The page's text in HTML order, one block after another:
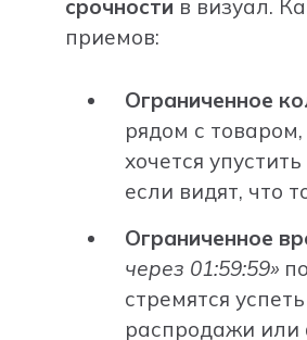
срочности в визуал.
приемов:
Ограниченное
рядом с
хочется
если видят, что
Ограниченное
через 01:59:59»
стремятся
распродажи или